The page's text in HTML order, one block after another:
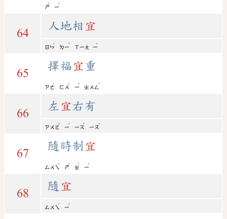
ㄕ
ˋ
ㄧ
ˊ
64
人地相 宜
ㄖㄣ
ˊ
ㄉㄧ
ˋ
ㄒㄧㄤ ㄧ
ˊ
65
擇福 宜 重
ㄗㄜ
ˊ
ㄈㄨ
ˊ
ㄧ
ˊ
ㄓㄨㄥ
ˋ
66
左 宜 右有
ㄗㄨㄛ
ˇ
ㄧ
ˊ
ㄧㄡ
ˋ
ㄧㄡ
ˇ
67
隨時制 宜
ㄙㄨㄟ
ˊ
ㄕ
ˊ
ㄓ
ˋ
ㄧ
ˊ
68
隨 宜
ㄙㄨㄟ
ˊ
ㄧ
ˊ